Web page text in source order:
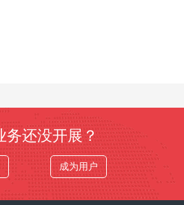
务还没开展？
成为用户